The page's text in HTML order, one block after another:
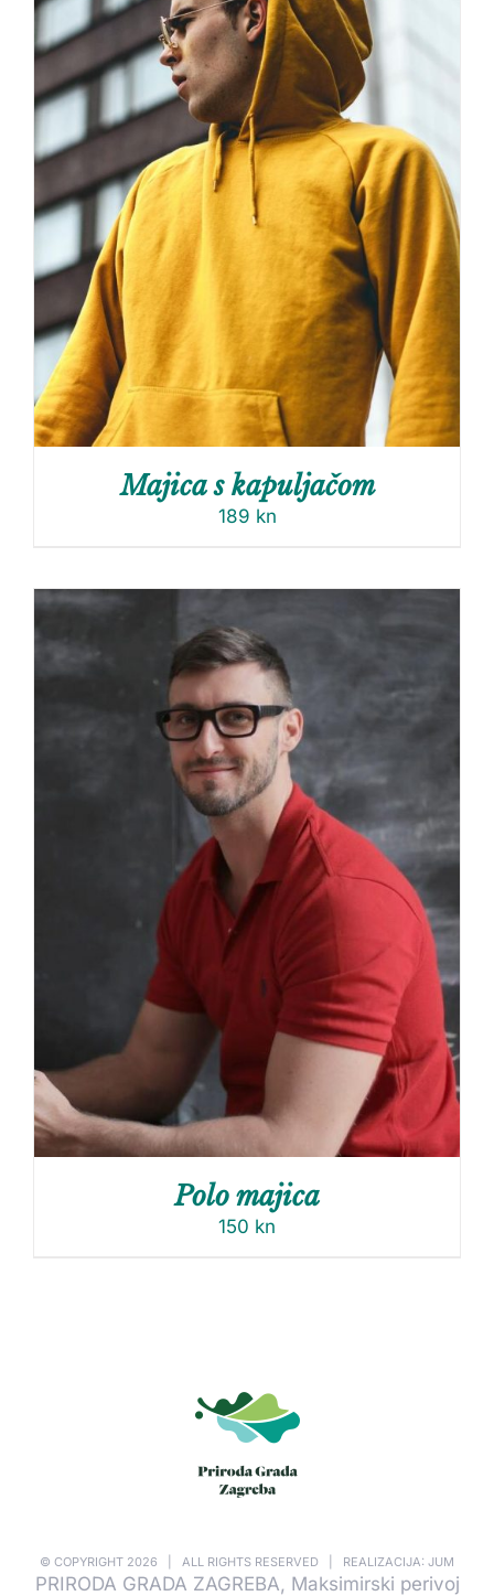
Majica s kapuljačom
189 kn
Polo majica
150 kn
© COPYRIGHT 2026 | ALL RIGHTS RESERVED | REALIZACIJA: JUM
PRIRODA GRADA ZAGREBA, Maksimirski perivoj